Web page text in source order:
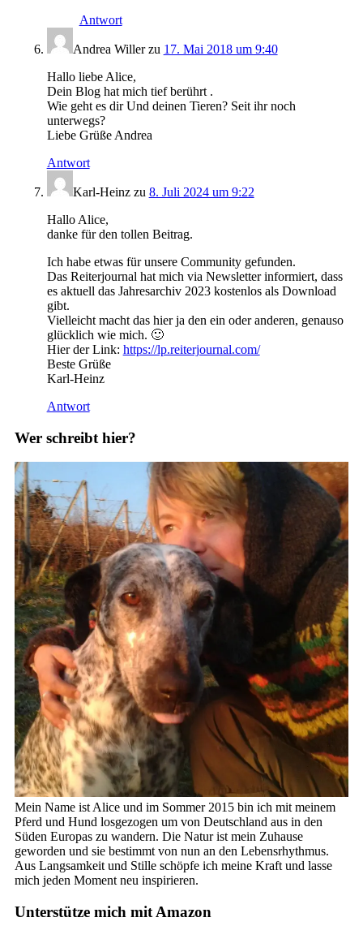
Antwort
Andrea Willerzu 17. Mai 2018 um 9:40
Hallo liebe Alice,
Dein Blog hat mich tief berührt .
Wie geht es dir Und deinen Tieren? Seit ihr noch
unterwegs?
Liebe Grüße Andrea
Antwort
Karl-Heinzzu 8. Juli 2024 um 9:22
Hallo Alice,
danke für den tollen Beitrag.
Ich habe etwas für unsere Community gefunden.
Das Reiterjournal hat mich via Newsletter informiert, dass
es aktuell das Jahresarchiv 2023 kostenlos als Download
gibt.
Vielleicht macht das hier ja den ein oder anderen, genauso
glücklich wie mich. 🙂
Hier der Link: https://lp.reiterjournal.com/
Beste Grüße
Karl-Heinz
Antwort
Wer schreibt hier?
Mein Name ist Alice und im Sommer 2015 bin ich mit meinem
Pferd und Hund losgezogen um von Deutschland aus in den
Süden Europas zu wandern. Die Natur ist mein Zuhause
geworden und sie bestimmt von nun an den Lebensrhythmus.
Aus Langsamkeit und Stille schöpfe ich meine Kraft und lasse
mich jeden Moment neu inspirieren.
Unterstütze mich mit Amazon